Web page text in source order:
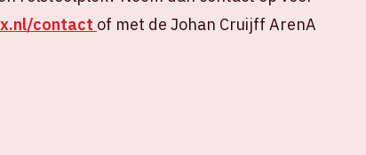
BLIJF OP DE HOOGTE
contact of met de Johan Cruijff ArenA